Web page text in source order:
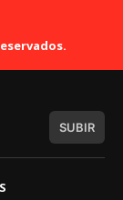
SUBIR